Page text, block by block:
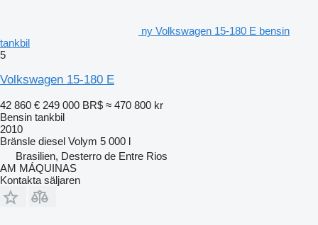
ny Volkswagen 15-180 E bensin
tankbil
5
Volkswagen 15-180 E
42 860 € 249 000 BR$ ≈ 470 800 kr
Bensin tankbil
2010
Bränsle diesel Volym 5 000 l
Brasilien, Desterro de Entre Rios
AM MÁQUINAS
Kontakta säljaren